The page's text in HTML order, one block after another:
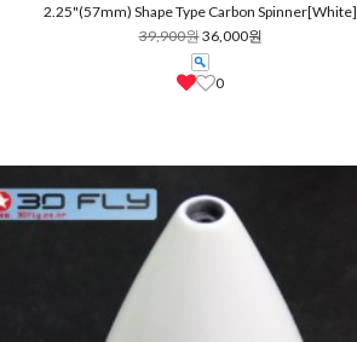
2.25"(57mm) Shape Type Carbon Spinner[White]
39,900원36,000원
0